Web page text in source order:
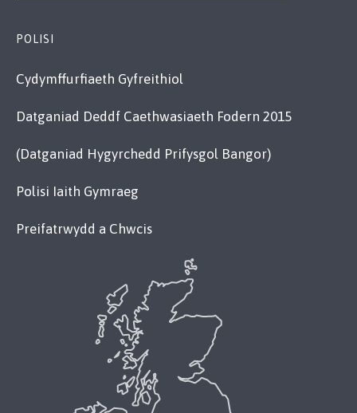
POLISI
Cydymffurfiaeth Gyfreithiol
Datganiad Deddf Caethwasiaeth Fodern 2015
(Datganiad Hygyrchedd Prifysgol Bangor)
Polisi Iaith Gymraeg
Preifatrwydd a Chwcis